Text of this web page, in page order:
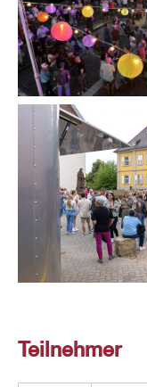
Teil­neh­mer